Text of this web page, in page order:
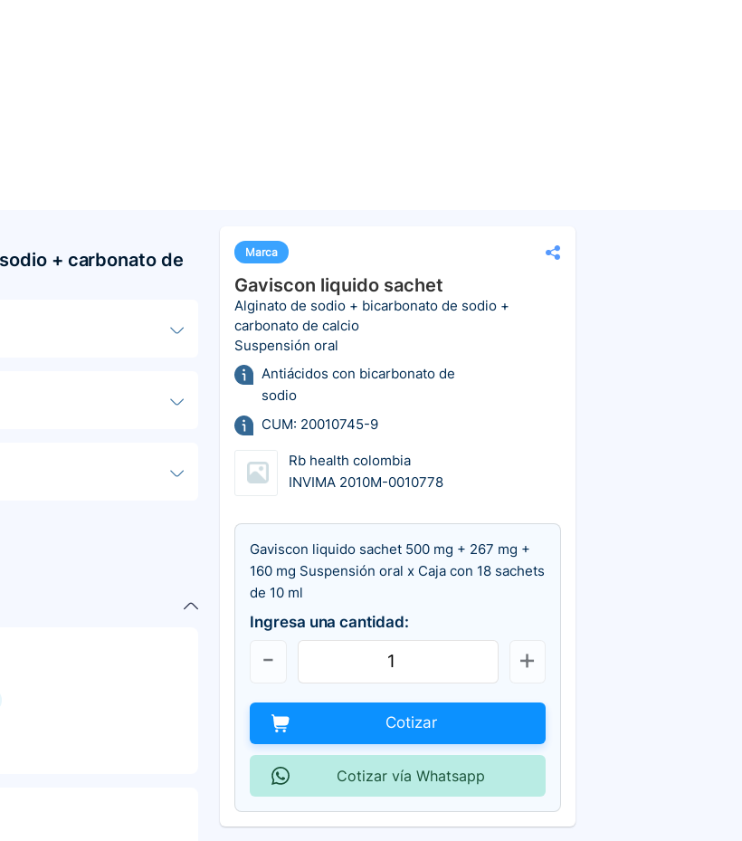
+ carbonato de
Marca
Gaviscon liquido sachet
Alginato de sodio + bicarbonato de sodio +
carbonato de calcio
Suspensión oral
Antiácidos con bicarbonato de
sodio
CUM: 20010745-9
Rb health colombia
INVIMA 2010M-0010778
Gaviscon liquido sachet 500 mg + 267 mg +
160 mg Suspensión oral x Caja con 18 sachets
de 10 ml
Ingresa una cantidad:
Cotizar
Cotizar vía Whatsapp